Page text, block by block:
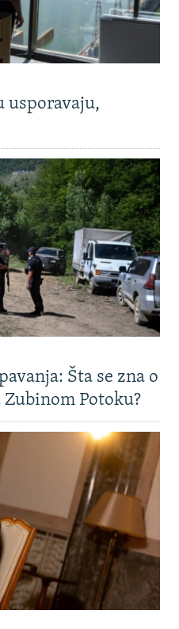
usporavaju,
Šta se zna o
Potoku?